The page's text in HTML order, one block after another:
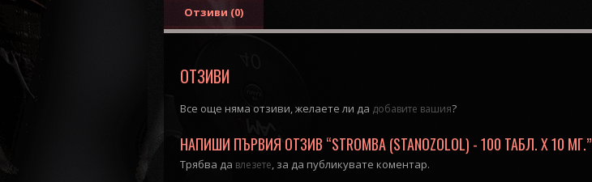
Отзиви (0)
ОТЗИВИ
Все още няма отзиви, желаете ли да добавите вашия?
НАПИШИ ПЪРВИЯ ОТЗИВ “STROMBA (STANOZOLOL) - 100 ТАБЛ. Х 10 МГ.”
Трябва да влезете, за да публикувате коментар.